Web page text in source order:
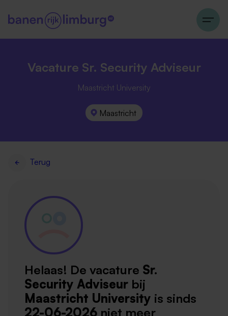
Vacature Sr. Security Adviseur
Maastricht University
Maastricht
Terug
Helaas! De vacature Sr.
Security Adviseur bij
Maastricht University is sinds
22-06-2026 niet meer